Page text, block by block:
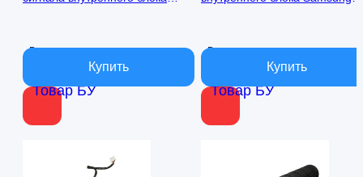
Товар БУ
В наличии
Товар БУ
В наличии